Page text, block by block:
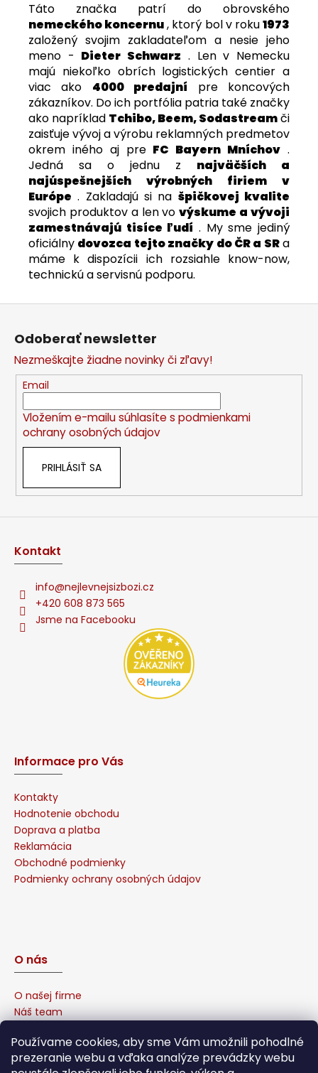
Používame cookies, aby sme Vám umožnili pohodlné
prezeranie webu a vďaka analýze prevádzky webu
Táto značka patrí do obrovského
nemeckého koncernu, ktorý bol v roku1973
založený svojim zakladateľom a nesie jeho
meno - Dieter Schwarz . Len v Nemecku
majú niekoľko obrích logistických centier a
viac ako 4000 predajní pre koncových
zákazníkov. Do ich portfólia patria také značky
ako napríklad Tchibo, Beem, Sodastreamči
zaisťuje vývoj a výrobu reklamných predmetov
okrem iného aj pre FC Bayern Mníchov .
Jedná sa o jednu z najväčších a
najúspešnejších výrobných firiem v
Európe . Zakladajú si na špičkovej kvalite
svojich produktov a len vovýskume a vývoji
zamestnávajú tisíce ľudí . My sme jediný
oficiálny dovozca tejto značky do ČR a SRa
máme k dispozícii ich rozsiahle know-now,
technickú a servisnú podporu.
Odoberať newsletter
Nezmeškajte žiadne novinky či zľavy!
Email
Vložením e-mailu súhlasíte s podmienkami
ochrany osobných údajov
PRIHLÁSIŤ SA
Kontakt
info@nejlevnejsizbozi.cz
+420 608 873 565
Jsme na Facebooku
Informace pro Vás
Kontakty
Hodnotenie obchodu
Doprava a platba
Reklamácia
Obchodné podmienky
Podmienky ochrany osobných údajov
O nás
O našej firme
Náš team
Naša garancia
Sponzorujeme